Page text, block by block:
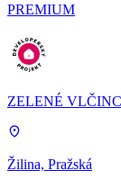
PREMIUM
ZELENÉ
Žilina, Pražská